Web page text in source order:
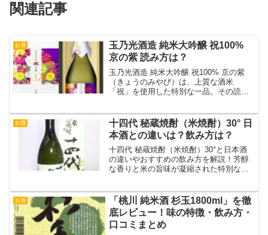
関連記事
お酒
玉乃光酒造 純米大吟醸 祝100%
京の紫 読み方は？
玉乃光酒造 純米大吟醸 祝100% 京の紫
（きょうのみやび）は、上質な酒米
「祝」を使用した特別な一品。その読み
お酒
十四代 秘蔵焼酎（米焼酎）30° 日
本酒との違いは？飲み方は？
十四代 秘蔵焼酎（米焼酎）30°と日本酒
の違いやおすすめの飲み方を解説！芳醇
な香りと米の旨味が凝縮された特別な焼
お酒
「桃川 純米酒 杉玉1800ml」を徹
底レビュー！味の特徴・飲み方・
口コミまとめ